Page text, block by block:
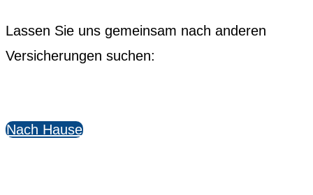
Lassen Sie uns gemeinsam nach anderen
Versicherungen suchen:
Nach Hause